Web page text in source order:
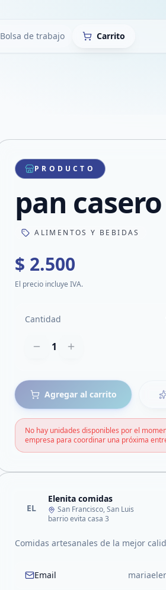
Bolsa de trabajo Carrito
PRODUCTO
pan casero
ALIMENTOS Y BEBIDAS
$ 2.500
El precio incluye IVA.
Cantidad
1
Agregar al carrito
No hay unidades disponibles por el
empresa para coordinar una próxima
EL
Elenita comidas
San Francisco, San Luis
barrio evita casa 3
Comidas artesanales de la mejor
Email